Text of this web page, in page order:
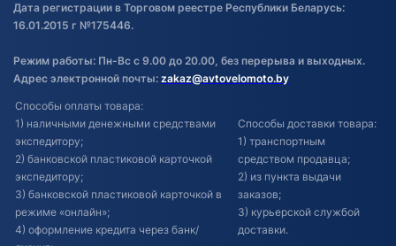
Дата регистрации в Торговом реестре Республики Беларусь:
16.01.2015 г №175446.
Режим работы: Пн-Вс с 9.00 до 20.00, без перерыва и выходных.
Адрес электронной почты: zakaz@avtovelomoto.by
Способы оплаты товара:
1) наличными денежными средствами
экспедитору;
2) банковской пластиковой карточкой
экспедитору;
3) банковской пластиковой карточкой в
режиме «онлайн»;
4) оформление кредита через банк/
Способы доставки товара:
1) транспортным
средством продавца;
2) из пункта выдачи
заказов;
3) курьерской службой
доставки.